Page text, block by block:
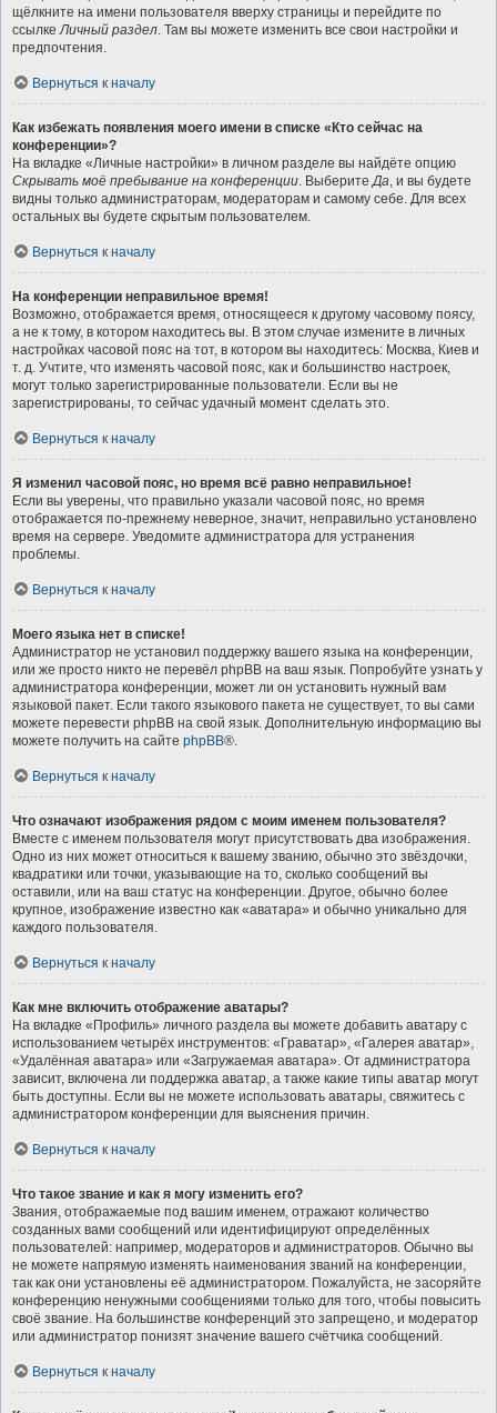
щёлкните на имени пользователя вверху страницы и перейдите по
ссылкеЛичный раздел. Там вы можете изменить все свои настройки и
предпочтения.
Вернуться к началу
Как избежать появления моего имени в списке «Кто сейчас на
конференции»?
На вкладке «Личные настройки» в личном разделе вы найдёте опцию
Скрывать моё пребывание на конференции. ВыберитеДа, и вы будете
видны только администраторам, модераторам и самому себе. Для всех
остальных вы будете скрытым пользователем.
Вернуться к началу
На конференции неправильное время!
Возможно, отображается время, относящееся к другому часовому поясу,
а не к тому, в котором находитесь вы. В этом случае измените в личных
настройках часовой пояс на тот, в котором вы находитесь: Москва, Киев и
т. д. Учтите, что изменять часовой пояс, как и большинство настроек,
могут только зарегистрированные пользователи. Если вы не
зарегистрированы, то сейчас удачный момент сделать это.
Вернуться к началу
Я изменил часовой пояс, но время всё равно неправильное!
Если вы уверены, что правильно указали часовой пояс, но время
отображается по-прежнему неверное, значит, неправильно установлено
время на сервере. Уведомите администратора для устранения
проблемы.
Вернуться к началу
Моего языка нет в списке!
Администратор не установил поддержку вашего языка на конференции,
или же просто никто не перевёл phpBB на ваш язык. Попробуйте узнать у
администратора конференции, может ли он установить нужный вам
языковой пакет. Если такого языкового пакета не существует, то вы сами
можете перевести phpBB на свой язык. Дополнительную информацию вы
можете получить на сайте phpBB®.
Вернуться к началу
Что означают изображения рядом с моим именем пользователя?
Вместе с именем пользователя могут присутствовать два изображения.
Одно из них может относиться к вашему званию, обычно это звёздочки,
квадратики или точки, указывающие на то, сколько сообщений вы
оставили, или на ваш статус на конференции. Другое, обычно более
крупное, изображение известно как «аватара» и обычно уникально для
каждого пользователя.
Вернуться к началу
Как мне включить отображение аватары?
На вкладке «Профиль» личного раздела вы можете добавить аватару с
использованием четырёх инструментов: «Граватар», «Галерея аватар»,
«Удалённая аватара» или «Загружаемая аватара». От администратора
зависит, включена ли поддержка аватар, а также какие типы аватар могут
быть доступны. Если вы не можете использовать аватары, свяжитесь с
администратором конференции для выяснения причин.
Вернуться к началу
Что такое звание и как я могу изменить его?
Звания, отображаемые под вашим именем, отражают количество
созданных вами сообщений или идентифицируют определённых
пользователей: например, модераторов и администраторов. Обычно вы
не можете напрямую изменять наименования званий на конференции,
так как они установлены её администратором. Пожалуйста, не засоряйте
конференцию ненужными сообщениями только для того, чтобы повысить
своё звание. На большинстве конференций это запрещено, и модератор
или администратор понизят значение вашего счётчика сообщений.
Вернуться к началу